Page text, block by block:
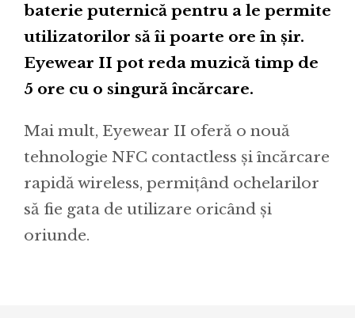
baterie puternică pentru a le permite
utilizatorilor să îi poarte ore în șir.
Eyewear II pot reda muzică timp de
5 ore cu o singură încărcare.
Mai mult, Eyewear II oferă o nouă
tehnologie NFC contactless și încărcare
rapidă wireless, permițând ochelarilor
să fie gata de utilizare oricând și
oriunde.